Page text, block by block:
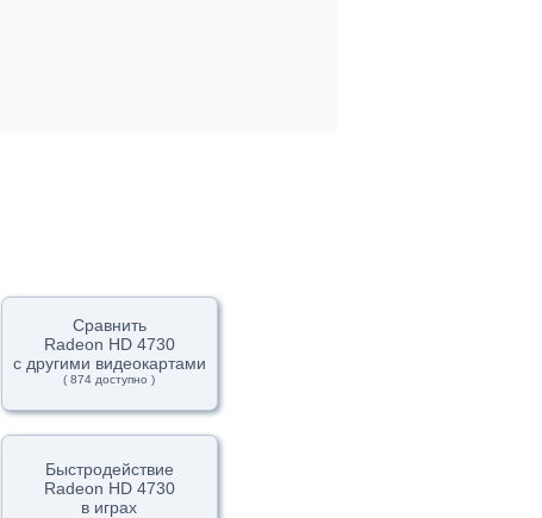
Сравнить
Radeon HD 4730
с другими видеокартами
( 874 доступно )
Быстродействие
Radeon HD 4730
в играх